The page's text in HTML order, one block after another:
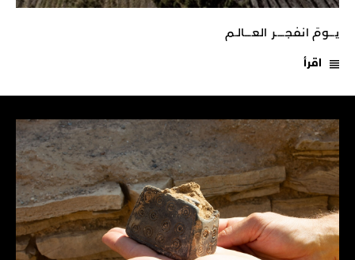
يـــومَ انفجـــــر العــــالـم
اقرأ